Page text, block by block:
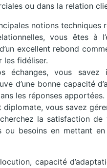
ou dans la relation
notions techniques
vous êtes à
excellent rebond
les fidéliser.
échanges, vous
d’une bonne capacité
les réponses apportées.
vous savez
la satisfaction
ou besoins en mettant
capacité